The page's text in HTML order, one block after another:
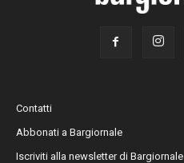
Contatti
Abbonati a Bargiornale
Iscriviti alla newsletter di Bargiornale